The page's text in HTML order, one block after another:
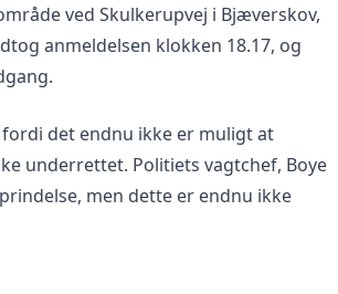
ved Skulkerupvej i Bjæverskov,
anmeldelsen klokken 18.17, og
det endnu ikke er muligt at
underrettet. Politiets vagtchef, Boye
men dette er endnu ikke